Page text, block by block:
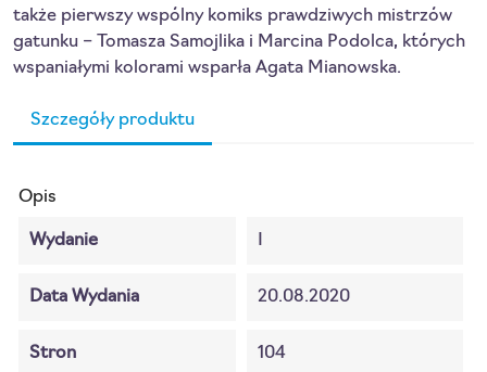
także pierwszy wspólny komiks prawdziwych mistrzów
gatunku – Tomasza Samojlika i Marcina Podolca, których
wspaniałymi kolorami wsparła Agata Mianowska.
Szczegóły produktu
Opis
Wydanie
Data Wydania 20.08.2020
Stron 104